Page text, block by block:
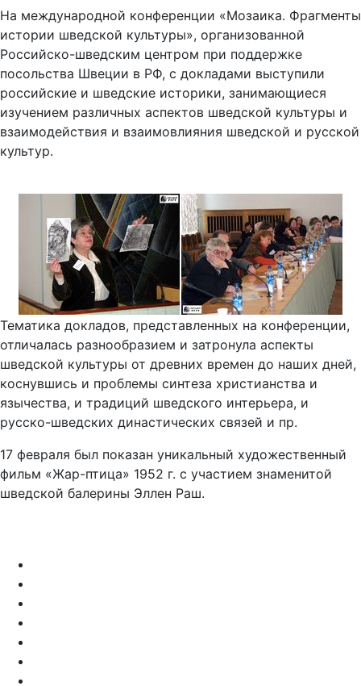
На международной конференции «Мозаика. Фрагменты
истории шведской культуры», организованной
Российско-шведским центром при поддержке
посольства Швеции в РФ, с докладами выступили
российские и шведские историки, занимающиеся
изучением различных аспектов шведской культуры и
взаимодействия и взаимовлияния шведской и русской
культур.
Тематика докладов, представленных на конференции,
отличалась разнообразием и затронула аспекты
шведской культуры от древних времен до наших дней,
коснувшись и проблемы синтеза христианства и
язычества, и традиций шведского интерьера, и
русско-шведских династических связей и пр.
17 февраля был показан уникальный художественный
фильм «Жар-птица» 1952 г. с участием знаменитой
шведской балерины Эллен Раш.